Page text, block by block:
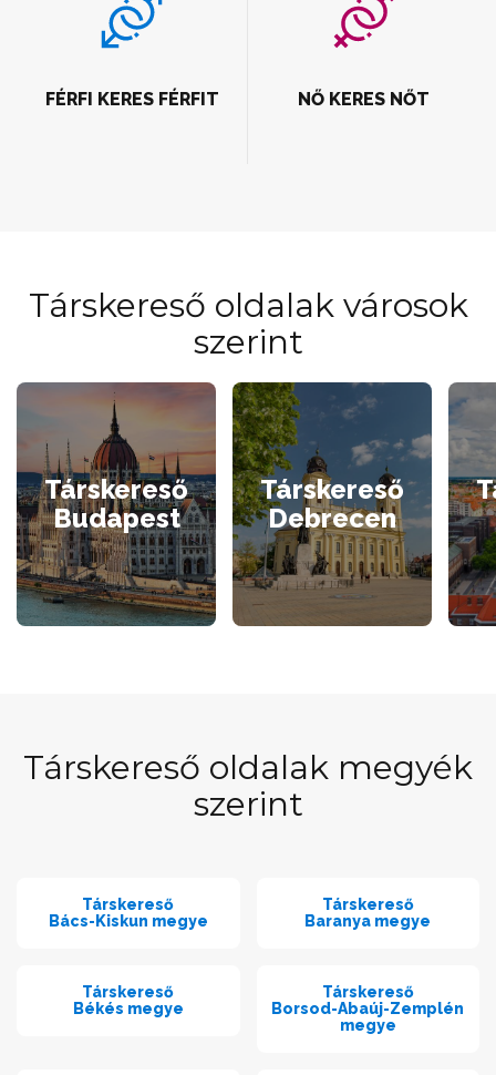
FÉRFI KERES FÉRFIT NŐ KERES NŐT
Társkereső oldalak városok
szerint
Társkereső
Budapest
Társkereső
Debrecen
Társkereső oldalak megyék
szerint
Társkereső
Bács-Kiskun megye
Társkereső
Baranya megye
Társkereső
Békés megye
Társkereső
Borsod-Abaúj-Zemplén
megye